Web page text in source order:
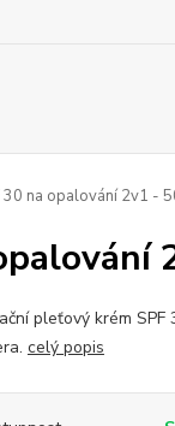
na opalování 2v1 -
pleťový krém
celý popis